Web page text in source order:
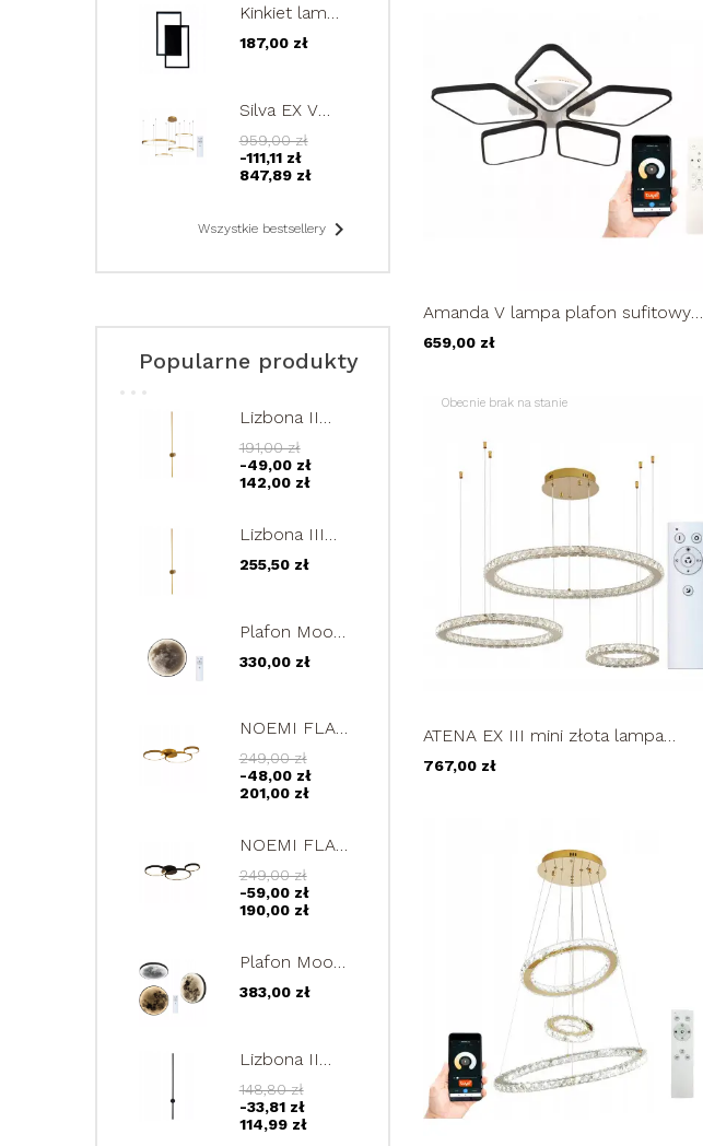
żyrandol
LED 73W
Kinkiet lampa
FENIX II
ścienna
LED 24W
187,00 zł
Silva EX V
złota lampa
wisząca ring
40/40/60/80cm
959,00 zł
-111,11 zł
847,89 zł
Wszystkie bestsellery 
Popularne produkty
Lizbona II
złoty kinkiet
LED 90cm
lampa
12W
191,00 zł
-49,00 zł
142,00 zł
Lizbona III
złoty kinkiet
LED 120cm
regulowana
15W
255,50 zł
Plafon Moon
futurystyczna
330,00 zł
NOEMI FLAT
III złota
lampa
sufitowa
249,00 zł
-48,00 zł
201,00 zł
NOEMI FLAT
III czarna
lampa
sufitowa
249,00 zł
-59,00 zł
190,00 zł
Plafon Moon
50cm
futurystyczna
design 25W
383,00 zł
Lizbona II
Mini czarny
kinkiet LED
60cm lampa
148,80 zł
-33,81 zł
114,99 zł
Amanda V lampa plafon sufitowy
80cm romb żyrandol LED 89W
659,00 zł
Obecnie brak na stanie
ATENA EX III mini złota lampa
żyrandol kryształowy pilot
20/40/60cm...
767,00 zł